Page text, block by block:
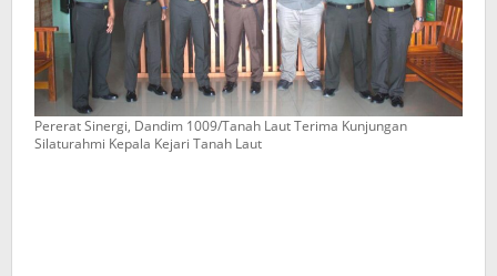
Pererat Sinergi, Dandim 1009/Tanah Laut Terima Kunjungan
Silaturahmi Kepala Kejari Tanah Laut